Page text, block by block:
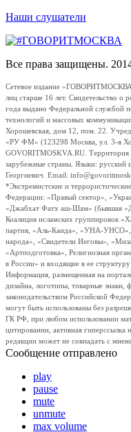
Наши слушатели
Все права защищены.
Сетевое издание
лиц старше 16 лет. Свидетельство
года выдано Федеральной службой
технологий и массовых
Хорошевская, дом 12, пом. 22.
«РУ ФМ» (123298 Москва, ул. 3-я
GOVORITMOSKVA.RU. Территория
зарубежные страны. Языки: русский
Георгиевич. Email:
*Экстремистские и
Федерации: «Правый сектор»,
«Джабхат Фатх аш-Шам» (бывшая
Коалиция исламских группировок
партия, «Аль-Каида», «УНА-УНСО»,
народа», «Свидетели Иеговы»,
«Артподготовка», Религиозная
в России» и входящие в ее
Информация, размещенная на
дизайна, логотипы, товарные знаки,
законодательством Российской
могут быть использованы без
ГК РФ, при любом использовании
цитировании, активная гиперссылка
редакции может не совпадать с
Сообщение отправлено
play
pause
mute
unmute
max volume